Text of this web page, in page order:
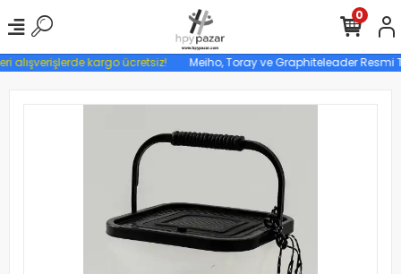
alışverişlerde kargo ücretsiz! Meiho, Toray ve Graphiteleader Resmi
0